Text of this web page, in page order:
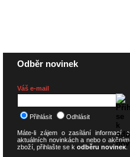
Odběr novinek
Váš e-mail
Přihlásit Odhlásit
Máte-li zájem o zasílání informací o
aktuálních novinkách a nebo o akčním
zboží, přihlašte se k odběru novinek.